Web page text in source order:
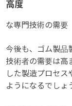
高度
な専門技術の需要
今後も、ゴム製品
技術者の需要は高
した製造プロセ
ようになるでしょ